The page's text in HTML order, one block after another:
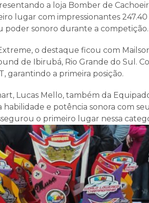
a loja Bomber de
lugar com impressionantes
poder sonoro durante a competição.
o destaque ficou com
de Ibirubá, Rio Grande do Sul.
garantindo a primeira posição.
Lucas Mello, também da
habilidade e potência sonora com
o primeiro lugar nessa